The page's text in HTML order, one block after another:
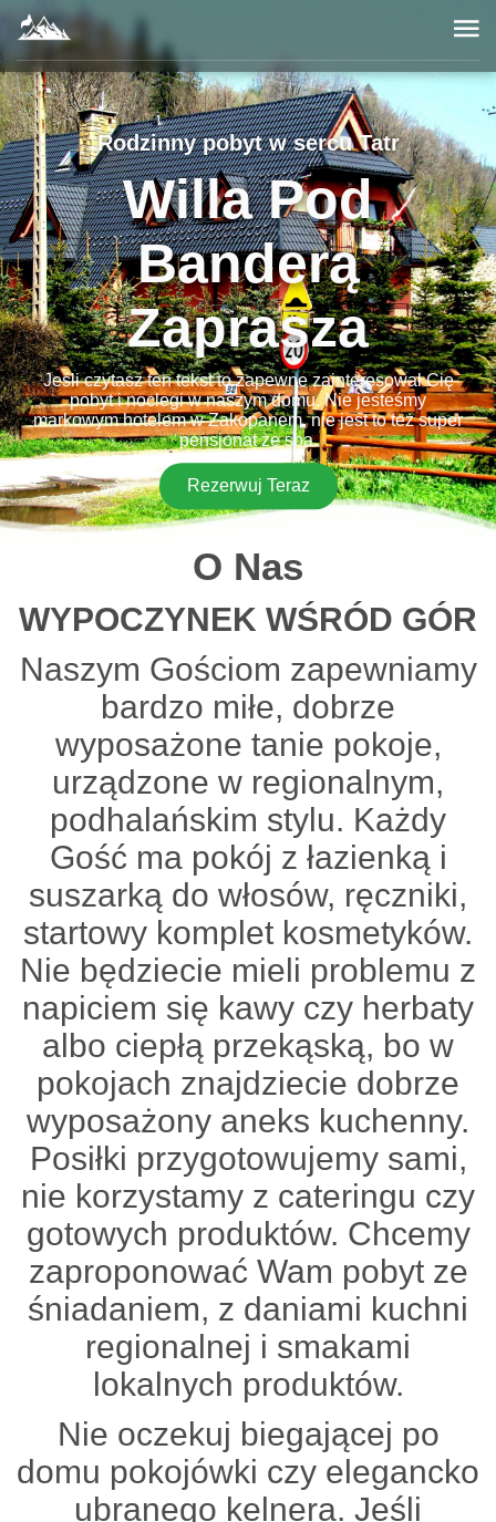
Rodzinny pobyt w sercu Tatr
Willa Pod
Banderą
Zaprasza
Jeśli czytasz ten tekst to zapewne zainteresował Cię
pobyt i noclegi w naszym domu. Nie jesteśmy
markowym hotelem w Zakopanem, nie jest to też super
pensjonat ze spa.
Rezerwuj Teraz
O Nas
WYPOCZYNEK WŚRÓD GÓR
Naszym Gościom zapewniamy
bardzo miłe, dobrze
wyposażone tanie pokoje,
urządzone w regionalnym,
podhalańskim stylu. Każdy
Gość ma pokój z łazienką i
suszarką do włosów, ręczniki,
startowy komplet kosmetyków.
Nie będziecie mieli problemu z
napiciem się kawy czy herbaty
albo ciepłą przekąską, bo w
pokojach znajdziecie dobrze
wyposażony aneks kuchenny.
Posiłki przygotowujemy sami,
nie korzystamy z cateringu czy
gotowych produktów. Chcemy
zaproponować Wam pobyt ze
śniadaniem, z daniami kuchni
regionalnej i smakami
lokalnych produktów.
Nie oczekuj biegającej po
domu pokojówki czy elegancko
ubranego kelnera. Jeśli